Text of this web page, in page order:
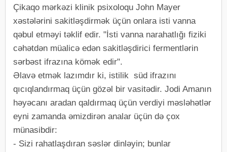
Çikaqo mərkəzi klinik psixoloqu John Mayer
xəstələrini sakitləşdirmək üçün onlara isti vanna
qəbul etməyi təklif edir. "İsti vanna narahatlığı fiziki
cəhətdən müalicə edən sakitləşdirici fermentlərin
sərbəst ifrazına kömək edir".
Əlavə etmək lazımdır ki, istilik süd ifrazını
qıcıqlandırmaq üçün gözəl bir vasitədir. Jodi Amanın
həyəcanı aradan qaldırmaq üçün verdiyi məsləhətlər
eyni zamanda əmizdirən analar üçün də çox
münasibdir:
- Sizi rahatlaşdıran səslər dinləyin; bunlar